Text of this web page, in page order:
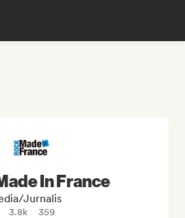
In France
Jurnalis
3.8k
359